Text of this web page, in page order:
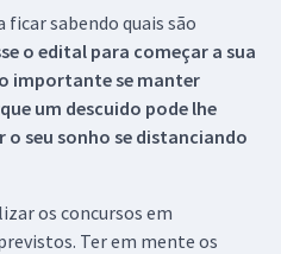
ficar sabendo quais são
o edital para começar a sua
importante se manter
um descuido pode lhe
o seu sonho se distanciando
os concursos em
Ter em mente os